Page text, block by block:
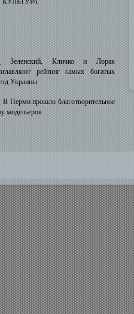
Зеленский, Кличко и Лорак
рейтинг самых богатых
Украины
В Перми прошло благотворительное
модельеров